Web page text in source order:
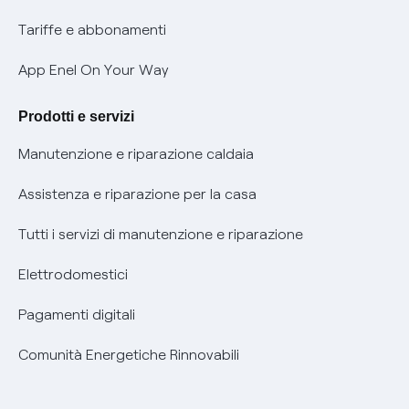
Phishing e truffe online
Verifica chi ti ha chiamato
Agevolazione utenti con disabilità per offerte Fibra
Informativa RAEE
Tariffe e abbonamenti
App Enel On Your Way
Prodotti e servizi
Manutenzione e riparazione caldaia
Assistenza e riparazione per la casa
Tutti i servizi di manutenzione e riparazione
Elettrodomestici
Pagamenti digitali
Comunità Energetiche Rinnovabili